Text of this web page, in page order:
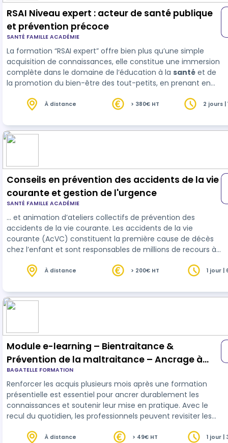
RSAI Niveau expert : acteur de santé publique
et prévention précoce
SANTÉ FAMILLE ACADÉMIE
La formation “RSAI expert” offre bien plus qu’une simple
acquisition de connaissances, elle constitue une immersion
complète dans le domaine de l‘éducation à la santé et de
la promotion du bien-être des tout-petits, en prenant en
leurs émotions et leurs besoins psychosociaux. En
à l‘alimentation, à…
À distance > 380€ HT 2 jours |
Conseils en prévention des accidents de la vie
courante et gestion de l'urgence
SANTÉ FAMILLE ACADÉMIE
… et animation d’ateliers collectifs de prévention des
accidents de la vie courante. Les accidents de la vie
courante (AcVC) constituent la première cause de décès
chez l’enfant et sont responsables de millions de recours à
accidents peuvent être évités et des solutions de
prévention des accidents de la vie courante est une
urgence et un enjeu majeur de santé publique et de
À distance > 200€ HT 1 jour |
Module e-learning – Bientraitance &
Prévention de la maltraitance – Ancrage à
des connaissances
BAGATELLE FORMATION
Renforcer les acquis plusieurs mois après une formation
présentielle est essentiel pour ancrer durablement les
connaissances et soutenir leur mise en pratique. Avec le
recul du quotidien, les professionnels peuvent revisiter les
consolider leurs repères. Ce module d’ancrage permet ainsi
À distance > 49€ HT 1 jour |